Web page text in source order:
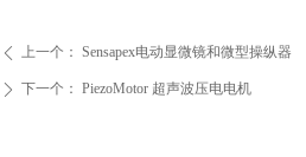
ꄴ 上一个： Sensapex电动显微镜和微型操纵器
ꄲ 下一个： PiezoMotor 超声波压电电机